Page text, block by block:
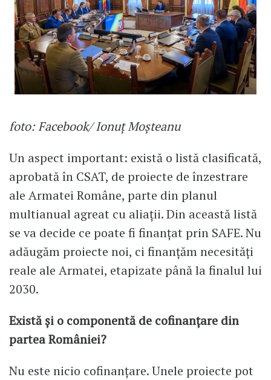
foto: Facebook/ Ionuț Moșteanu
Un aspect important: există o listă clasificată,
aprobată în CSAT, de proiecte de înzestrare
ale Armatei Române, parte din planul
multianual agreat cu aliații. Din această listă
se va decide ce poate fi finanțat prin SAFE. Nu
adăugăm proiecte noi, ci finanțăm necesități
reale ale Armatei, etapizate până la finalul lui
2030.
Există și o componentă de cofinanțare din
partea României?
Nu este nicio cofinanțare. Unele proiecte pot